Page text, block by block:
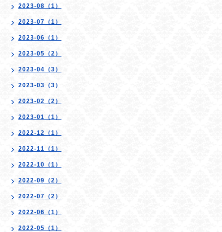
2023-08（1）
2023-07（1）
2023-06（1）
2023-05（2）
2023-04（3）
2023-03（3）
2023-02（2）
2023-01（1）
2022-12（1）
2022-11（1）
2022-10（1）
2022-09（2）
2022-07（2）
2022-06（1）
2022-05（1）